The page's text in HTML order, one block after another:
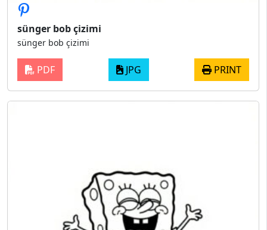
sünger bob çizimi
sünger bob çizimi
PDF JPG PRINT